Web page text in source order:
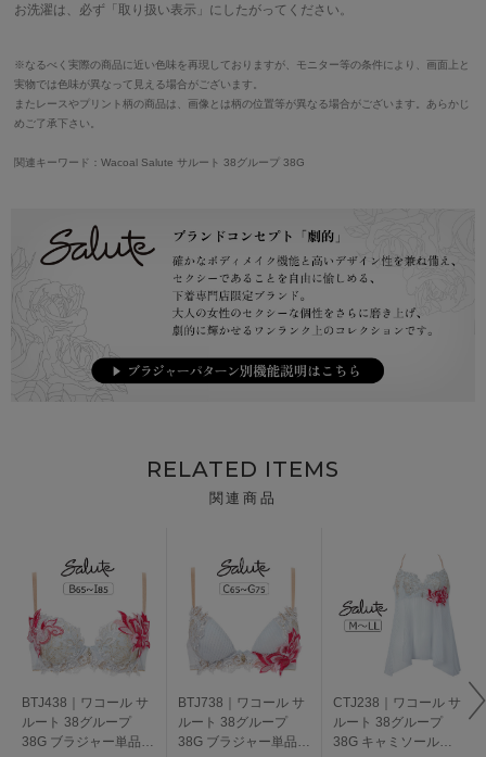
お洗濯は、必ず「取り扱い表示」にしたがってください。
※なるべく実際の商品に近い色味を再現しておりますが、モニター等の条件により、画面上と
実物では色味が異なって見える場合がございます。
またレースやプリント柄の商品は、画像とは柄の位置等が異なる場合がございます。あらかじ
めご了承下さい。
関連キーワード：Wacoal Salute サルート 38グループ 38G
RELATED ITEMS
関連商品
BTJ438｜ワコール サ
ルート 38グループ
38G ブラジャー単品
BTJ738｜ワコール サ
ルート 38グループ
38G ブラジャー単品
CTJ238｜ワコール サ
ルート 38グループ
38G キャミソール